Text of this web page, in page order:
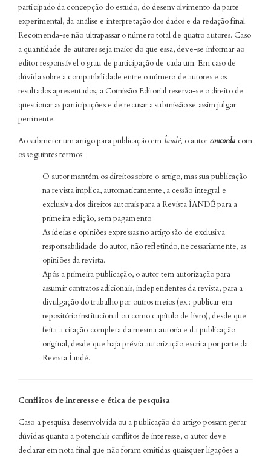
participado da concepção do estudo, do desenvolvimento da parte
experimental, da análise e interpretação dos dados e da redação final.
Recomenda-se não ultrapassar o número total de quatro autores. Caso
a quantidade de autores seja maior do que essa, deve-se informar ao
editor responsável o grau de participação de cada um. Em caso de
dúvida sobre a compatibilidade entre o número de autores e os
resultados apresentados, a Comissão Editorial reserva-se o direito de
questionar as participações e de recusar a submissão se assim julgar
pertinente.
Ao submeter um artigo para publicação em Îandé, o autorconcorda com
os seguintes termos:
O autor mantém os direitos sobre o artigo, mas sua publicação
na revista implica, automaticamente, a cessão integral e
exclusiva dos direitos autorais para a Revista ÎANDÉ para a
primeira edição, sem pagamento.
As ideias e opiniões expressas no artigo são de exclusiva
responsabilidade do autor, não refletindo, necessariamente, as
opiniões da revista.
Após a primeira publicação, o autor tem autorização para
assumir contratos adicionais, independentes da revista, para a
divulgação do trabalho por outros meios (ex.: publicar em
repositório institucional ou como capítulo de livro), desde que
feita a citação completa da mesma autoria e da publicação
original, desde que haja prévia autorização escrita por parte da
Revista Îandé.
Conflitos de interesse e ética de pesquisa
Caso a pesquisa desenvolvida ou a publicação do artigo possam gerar
dúvidas quanto a potenciais conflitos de interesse, o autor deve
declarar em nota final que não foram omitidas quaisquer ligações a